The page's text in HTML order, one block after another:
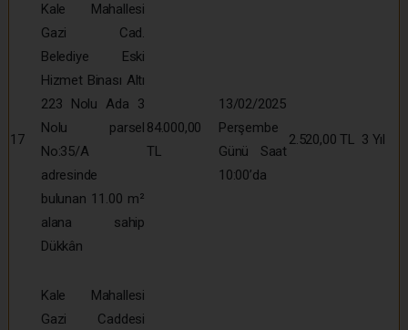
17
Kale Mahallesi
Gazi Cad.
Belediye Eski
Hizmet Binası Altı
223 Nolu Ada 3
Nolu parsel
No:35/A
adresinde
bulunan 11.00 m²
alana sahip
Dükkân
84.000,00
TL
13/02/2025
Perşembe
Günü Saat
10:00’da
2.520,00 TL 3 Yıl
Kale Mahallesi
Gazi Caddesi